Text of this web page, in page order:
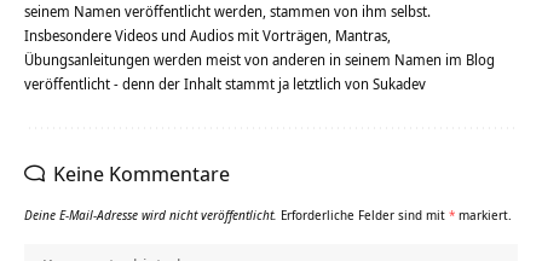
seinem Namen veröffentlicht werden, stammen von ihm selbst.
Insbesondere Videos und Audios mit Vorträgen, Mantras,
Übungsanleitungen werden meist von anderen in seinem Namen im Blog
veröffentlicht - denn der Inhalt stammt ja letztlich von Sukadev
Keine Kommentare
Deine E-Mail-Adresse wird nicht veröffentlicht. Erforderliche Felder sind mit * markiert.